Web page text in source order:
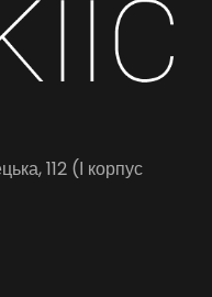
112 (І корпус